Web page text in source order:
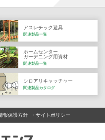
アスレチック遊具
関連製品一覧
ホームセンター
ガーデニング用資材
関連製品一覧
シロアリキャッチャー
関連製品カタログ
報保護方針 サイトポリシー